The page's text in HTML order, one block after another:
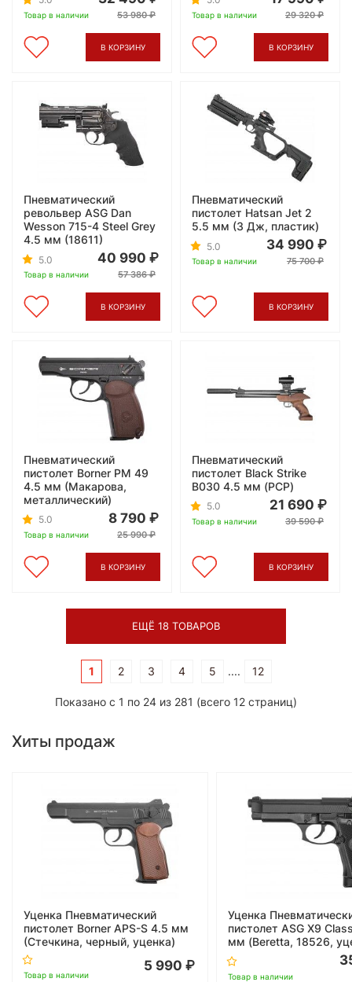
Товар в наличии 53 980
В КОРЗИНУ
Товар в наличии 29 320
В КОРЗИНУ
Пневматический
револьвер ASG Dan
Wesson 715-4 Steel Grey
4.5 мм (18611)
5.0
Товар в наличии
40 990
57 386
В КОРЗИНУ
Пневматический
пистолет Hatsan Jet 2
5.5 мм (3 Дж, пластик)
5.0
Товар в наличии
34 990
75 700
В КОРЗИНУ
Пневматический
пистолет Borner PM 49
4.5 мм (Макарова,
металлический)
5.0
Товар в наличии
8 790
25 990
В КОРЗИНУ
Пневматический
пистолет Black Strike
B030 4.5 мм (PCP)
5.0
Товар в наличии
21 690
39 590
В КОРЗИНУ
ЕЩЁ 18 ТОВАРОВ
1 2 3 4 5 .... 12
Показано с 1 по 24 из 281 (всего 12 страниц)
Хиты продаж
Уценка Пневматический
пистолет Borner APS-S 4.5 мм
(Стечкина, черный, уценка)
Товар в наличии
5 990
Уценка
пистолет ASG X9
мм (Beretta, 18526,
Товар в наличии